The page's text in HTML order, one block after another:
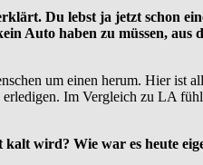
Du lebst ja jetzt schon
Auto haben zu müssen,
um einen herum. Hier ist
Im Vergleich zu LA
wird? Wie war es heute